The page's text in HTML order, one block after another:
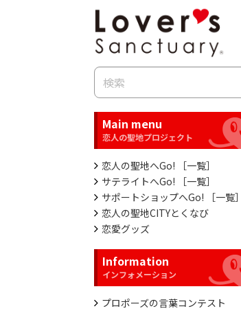
Main menu
恋人の聖地へGo! ［一覧］
サテライトへGo! ［一覧］
サポートショップへGo! ［一覧］
恋人の聖地CITYとくなび
恋愛グッズ
Information
プロポーズの言葉コンテスト